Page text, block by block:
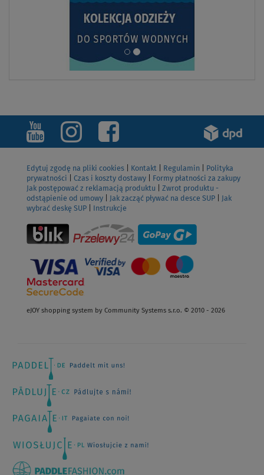
Edytuj zgodę na pliki cookies Kontakt Regulamin
Polityka
prywatności
Czas i koszty dostawy
Formy płatności za zakupy
Jak postępować z reklamacją produktu
Zwrot produktu -
odstąpienie od umowy
Jak zacząć pływać na desce SUP
Jak
wybrać deskę SUP
Instrukcje
eJOY shopping system by Community Systems s.r.o. © 2010 - 2026